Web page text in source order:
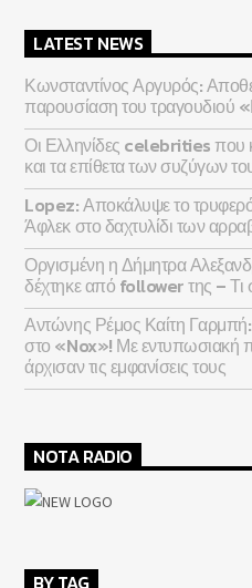
LATEST NEWS
Κωνσταντίνος Αργυρός:
παρουσίαση του τραγουδιού
Οι Ελληνίδες celebrities
και τα επίθετα των συζύγων
Lopez: Αποκάλυψε το
Άφλεκ στο δαχτυλίδι των
Οργισμένη η Δήμητρα
δέχτηκε από follower της – Τι
Αντώνης Ρέμος Καίτη
στο «Nox»! Με εντυπωσιακή
άρχισαν τις εμφανίσεις τους
NOTA RADIO
BY TAG